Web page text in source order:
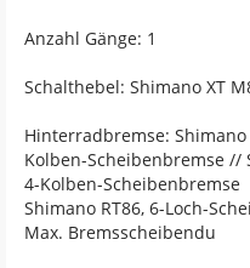
Anzahl Gänge: 1
Schalthebel: Shimano XT
Hinterradbremse:
Kolben-Scheibenbremse //
4-Kolben-Scheibenbremse
Shimano RT86, 6-Loch-
Max. Bremsscheibendu